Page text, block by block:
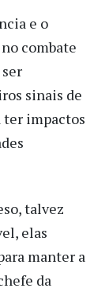
e o
combate
sinais de
ter impactos
talvez
elas
manter a
da